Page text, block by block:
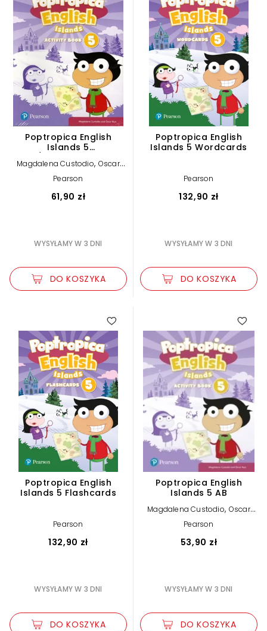
Poptropica English
Islands 5
Magdalena Custodio, Oscar
Pearson
61,90 zł
WYSYŁAMY W 3 DNI
DO KOSZYKA
Poptropica English
Islands 5 Wordcards
Pearson
132,90 zł
WYSYŁAMY W 3 DNI
DO KOSZYKA
Poptropica English
Islands 5 Flashcards
Pearson
132,90 zł
WYSYŁAMY W 3 DNI
DO KOSZYKA
Poptropica English
Islands 5 AB
Magdalena Custodio, Oscar
Pearson
53,90 zł
WYSYŁAMY W 3 DNI
DO KOSZYKA